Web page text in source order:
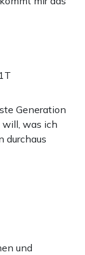
Generation
was ich
durchaus
und